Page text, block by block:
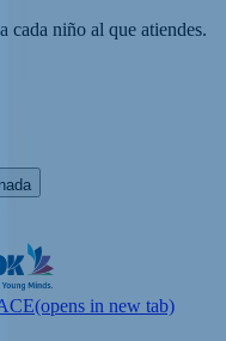
cada niño al que atiendes.
(opens in new tab)